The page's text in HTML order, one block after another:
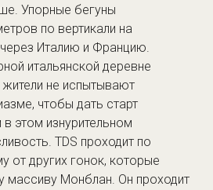
Упорные бегуны
по вертикали на
Италию и Францию.
итальянской деревне
не испытывают
чтобы дать старт
этом изнурительном
TDS проходит по
от других гонок, которые
массиву Монблан. Он проходит